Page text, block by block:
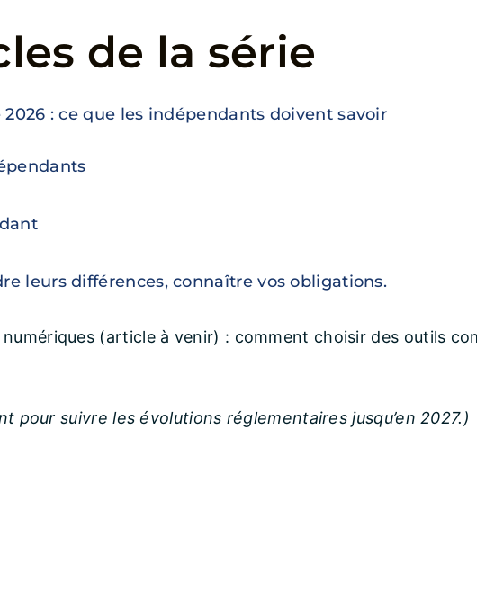
de la série
: ce que les indépendants doivent savoir
leurs différences, connaître vos obligations.
(article à venir) : comment choisir des outils
pour suivre les évolutions réglementaires jusqu’en 2027.)